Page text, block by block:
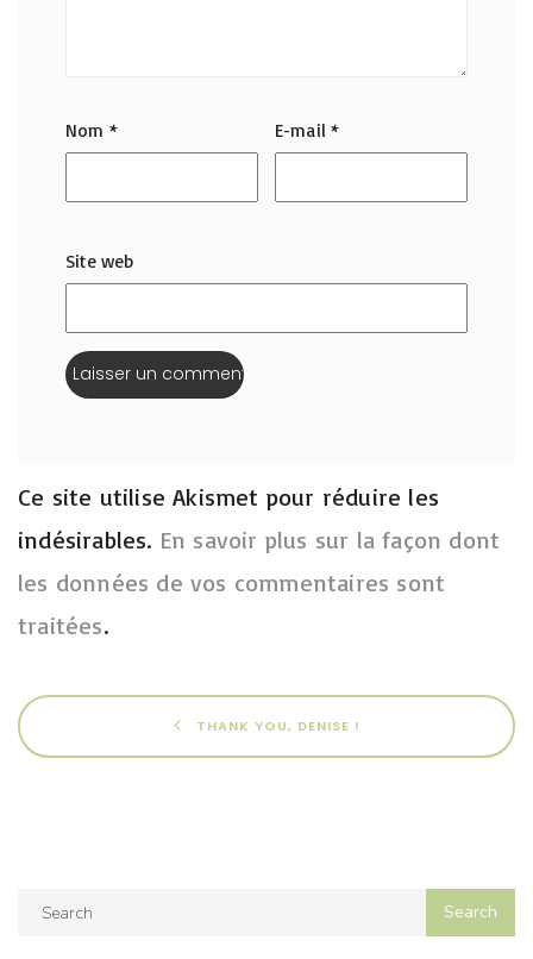
Nom * E-mail*
Site web
Ce site utilise Akismet pour réduire les
indésirables. En savoir plus sur la façon dont
les données de vos commentaires sont
traitées.
THANK YOU, DENISE !